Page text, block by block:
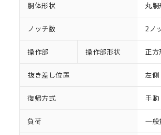
胴体形状 丸
ノッチ数 2ノ
操作部 操作部形状 正方
抜き差し位置 左側
復帰方式 手動
負荷 一